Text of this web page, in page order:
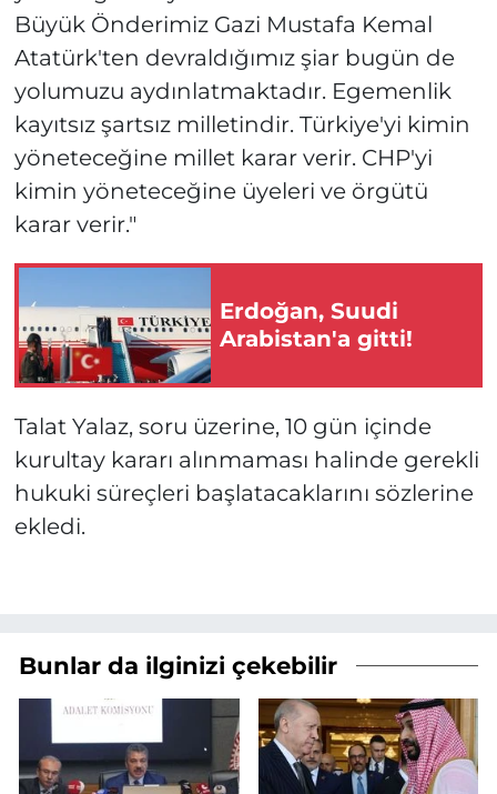
Büyük Önderimiz Gazi Mustafa Kemal
Atatürk'ten devraldığımız şiar bugün de
yolumuzu aydınlatmaktadır. Egemenlik
kayıtsız şartsız milletindir. Türkiye'yi kimin
yöneteceğine millet karar verir. CHP'yi
kimin yöneteceğine üyeleri ve örgütü
karar verir."
Erdoğan, Suudi
Arabistan'a gitti!
Talat Yalaz, soru üzerine, 10 gün içinde
kurultay kararı alınmaması halinde gerekli
hukuki süreçleri başlatacaklarını sözlerine
ekledi.
Bunlar da ilginizi çekebilir